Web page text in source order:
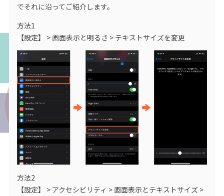
でそれに沿ってご紹介します。
方法1
【設定】 > 画面表示と明るさ > テキストサイズを変更
方法2
【設定】 > アクセシビリティ > 画面表示とテキストサイズ >